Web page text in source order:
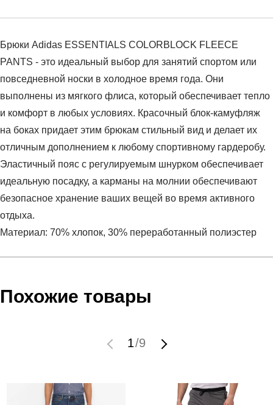
Брюки Adidas ESSENTIALS COLORBLOCK FLEECE
PANTS - это идеальный выбор для занятий спортом или
повседневной носки в холодное время года. Они
выполнены из мягкого флиса, который обеспечивает тепло
и комфорт в любых условиях. Красочный блок-камуфляж
на боках придает этим брюкам стильный вид и делает их
отличным дополнением к любому спортивному гардеробу.
Эластичный пояс с регулируемым шнурком обеспечивает
идеальную посадку, а карманы на молнии обеспечивают
безопасное хранение ваших вещей во время активного
отдыха.
Материал: 70% хлопок, 30% переработанный полиэстер
Пол:мужской
спортивный стиль
Производитель:Вьетнам
Срок отгрузки:3-4 рабочих дня
Инструкция по оплате есть в самом конце счета, который
мы не увидим Вашу оплату.
Самовывоз в Москве.
Похожие товары
1/9